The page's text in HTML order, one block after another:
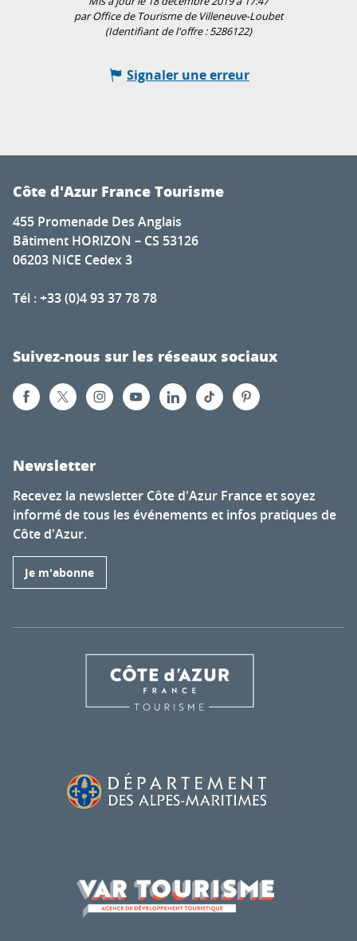
par Office de Tourisme de Villeneuve-Loubet
(Identifiant de l'offre :5286122)
Signaler une erreur
Côte d'Azur France Tourisme
455 Promenade Des Anglais
Bâtiment HORIZON – CS 53126
06203 NICE Cedex 3
Tél : +33 (0)4 93 37 78 78
Suivez-nous sur les réseaux sociaux
Newsletter
Recevez la newsletter Côte d'Azur France et soyez
informé de tous les événements et infos pratiques de
Côte d'Azur.
Je m'abonne